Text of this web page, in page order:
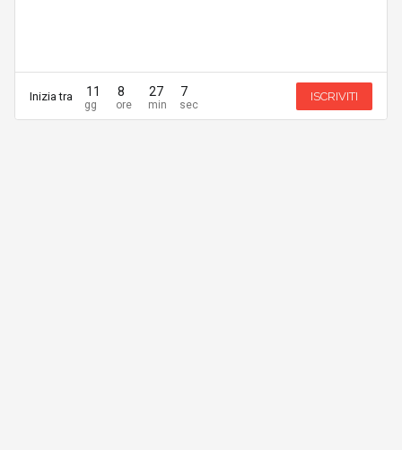
Inizia tra 11 8 27 7 ISCRIVITI